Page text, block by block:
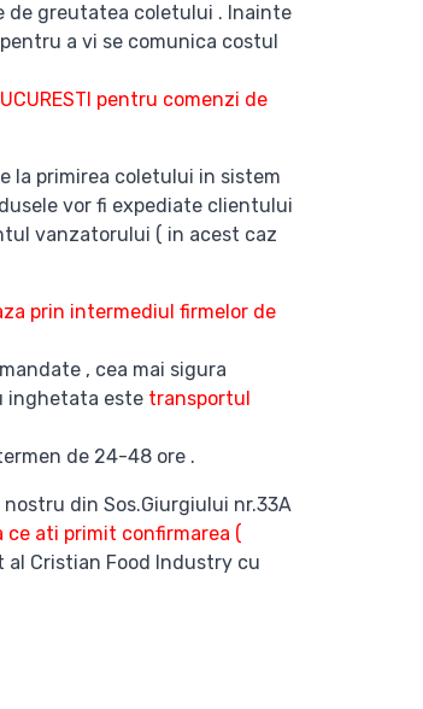
de greutatea coletului . Inainte
a vi se comunica costul
pentru comenzi de
la primirea coletului in sistem
vor fi expediate clientului
vanzatorului ( in acest caz
prin intermediul firmelor de
, cea mai sigura
inghetata este transportul
de 24-48 ore .
din Sos.Giurgiului nr.33A
ce ati primit confirmarea (
Cristian Food Industry cu